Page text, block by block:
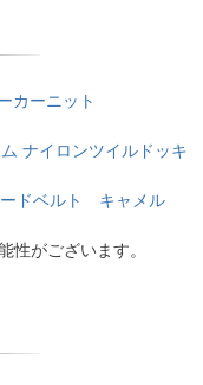
カーニット
ナイロンツイルドッキ
ドベルト キャメル
性がございます。